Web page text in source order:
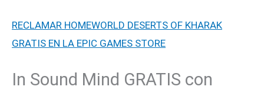
RECLAMAR HOMEWORLD DESERTS OF KHARAK
GRATIS EN LA EPIC GAMES STORE
In Sound Mind GRATIS con